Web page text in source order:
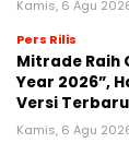
Kamis, 6 Agu
Pers Rilis
Mitrade Raih
Year 2026”,
Versi
Kamis, 6 Agu